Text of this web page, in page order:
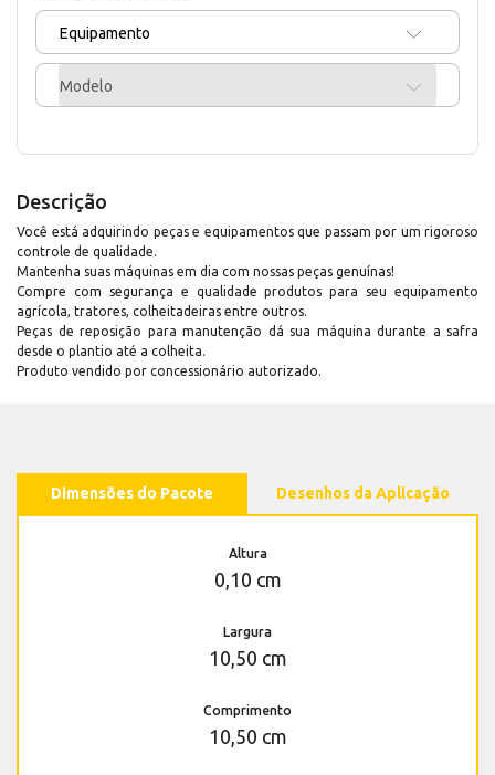
Equipamento
Modelo
Descrição
Você está adquirindo peças e equipamentos que passam por um rigoroso
controle de qualidade.
Mantenha suas máquinas em dia com nossas peças genuínas!
Compre com segurança e qualidade produtos para seu equipamento
agrícola, tratores, colheitadeiras entre outros.
Peças de reposição para manutenção dá sua máquina durante a safra
desde o plantio até a colheita.
Produto vendido por concessionário autorizado.
Dimensões do Pacote Desenhos da Aplicação
Altura
0,10 cm
Largura
10,50 cm
Comprimento
10,50 cm